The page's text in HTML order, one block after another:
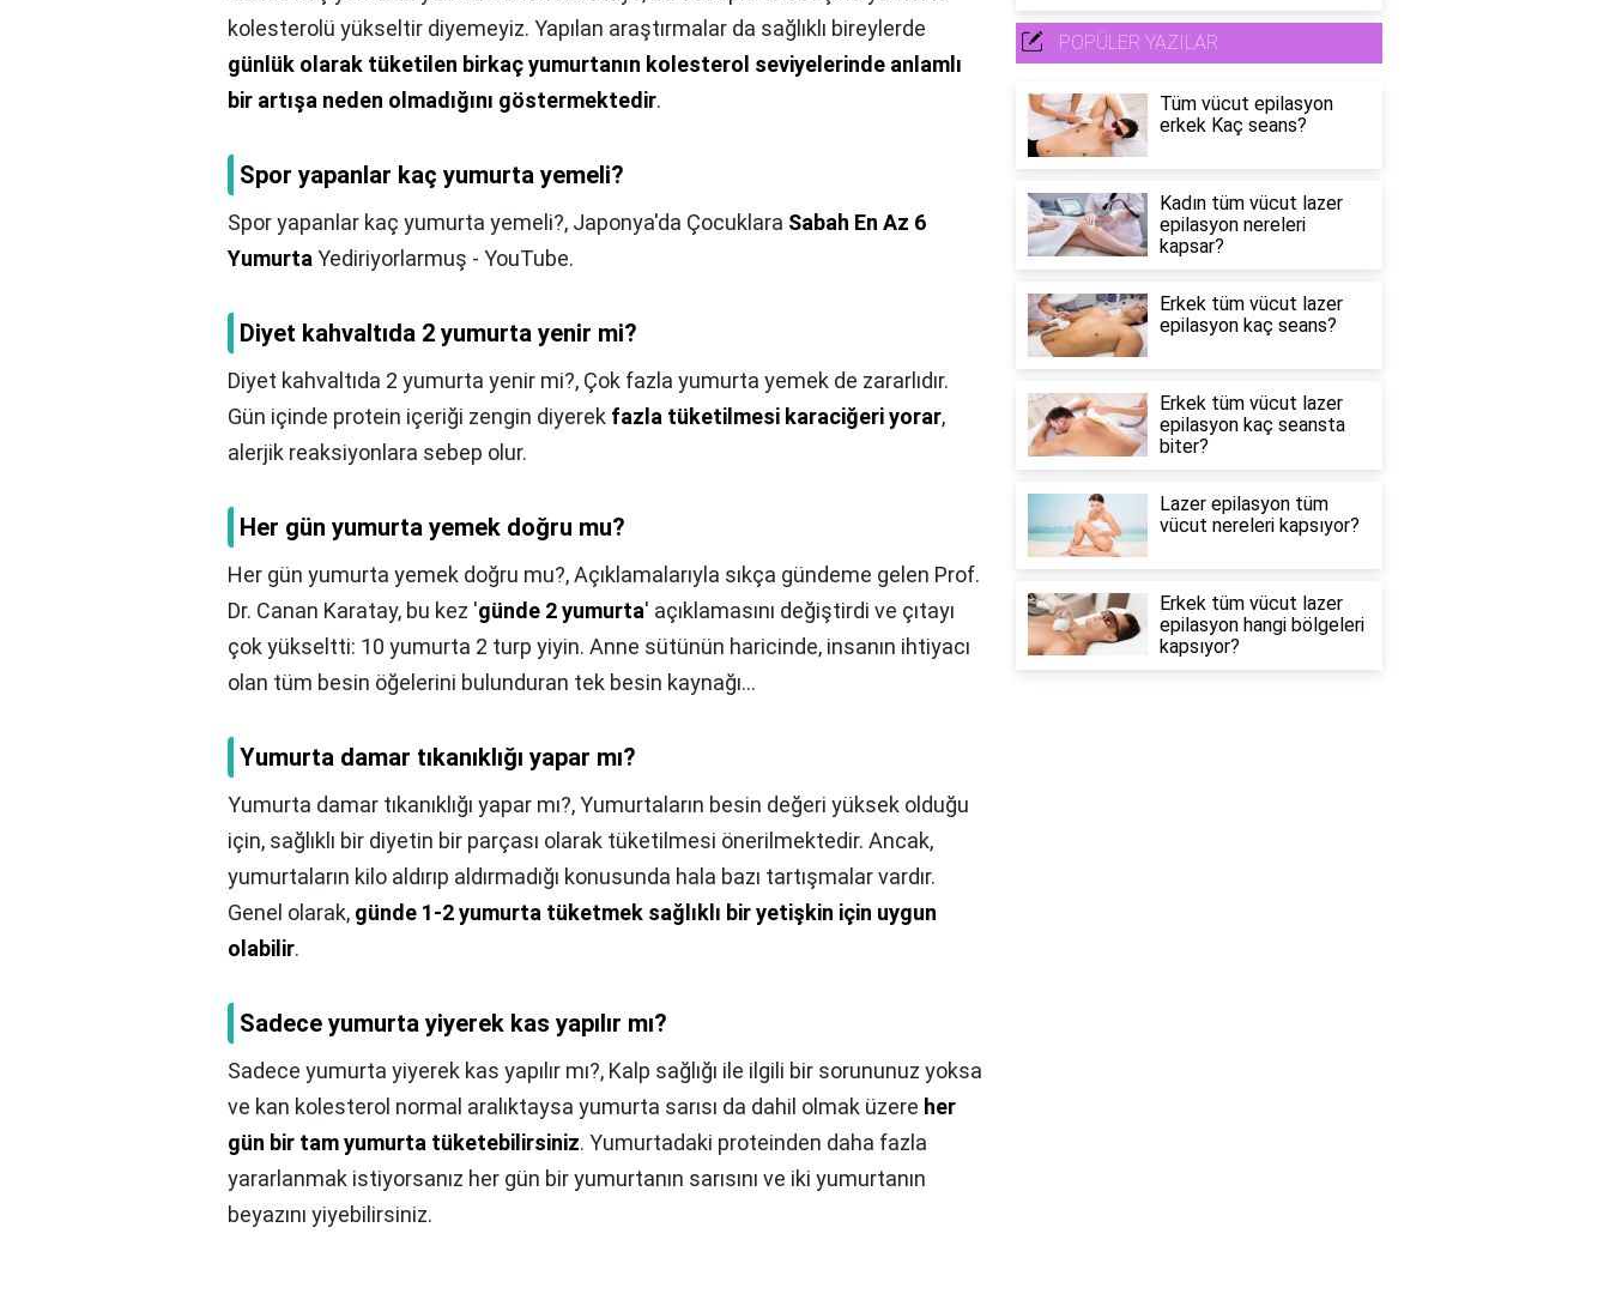
kolesterolü yükseltir diyemeyiz. Yapılan araştırmalar da sağlıklı bireylerde
günlük olarak tüketilen birkaç yumurtanın kolesterol seviyelerinde anlamlı
bir artışa neden olmadığını göstermektedir.
Spor yapanlar kaç yumurta yemeli?
Spor yapanlar kaç yumurta yemeli?, Japonya'da Çocuklara Sabah En Az 6
YumurtaYediriyorlarmuş - YouTube.
Diyet kahvaltıda 2 yumurta yenir mi?
Diyet kahvaltıda 2 yumurta yenir mi?, Çok fazla yumurta yemek de zararlıdır.
Gün içinde protein içeriği zengin diyerek fazla tüketilmesi karaciğeri yorar,
alerjik reaksiyonlara sebep olur.
Her gün yumurta yemek doğru mu?
Her gün yumurta yemek doğru mu?,Açıklamalarıyla sıkça gündeme gelen Prof.
Dr. Canan Karatay, bu kez 'günde 2 yumurta' açıklamasını değiştirdi ve çıtayı
çok yükseltti: 10 yumurta 2 turp yiyin. Anne sütünün haricinde, insanın ihtiyacı
olan tüm besin öğelerini bulunduran tek besin kaynağı...
Yumurta damar tıkanıklığı yapar mı?
Yumurta damar tıkanıklığı yapar mı?,Yumurtaların besin değeri yüksek olduğu
için, sağlıklı bir diyetin bir parçası olarak tüketilmesi önerilmektedir. Ancak,
yumurtaların kilo aldırıp aldırmadığı konusunda hala bazı tartışmalar vardır.
Genel olarak, günde 1-2 yumurta tüketmek sağlıklı bir yetişkin için uygun
olabilir.
Sadece yumurta yiyerek kas yapılır mı?
Sadece yumurta yiyerek kas yapılır mı?, Kalp sağlığı ile ilgili bir sorununuz yoksa
ve kan kolesterol normal aralıktaysa yumurta sarısı da dahil olmak üzere her
gün bir tam yumurta tüketebilirsiniz. Yumurtadaki proteinden daha fazla
yararlanmak istiyorsanız her gün bir yumurtanın sarısını ve iki yumurtanın
beyazını yiyebilirsiniz.
POPÜLER YAZILAR
Tüm vücut epilasyon
erkek Kaç seans?
Kadın tüm vücut lazer
epilasyon nereleri
kapsar?
Erkek tüm vücut lazer
epilasyon kaç seans?
Erkek tüm vücut lazer
epilasyon kaç seansta
biter?
Lazer epilasyon tüm
vücut nereleri kapsıyor?
Erkek tüm vücut lazer
epilasyon hangi bölgeleri
kapsıyor?